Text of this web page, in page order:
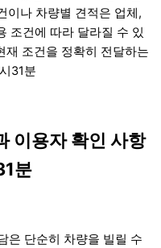
이나 차량별 견적은 업체,
조건에 따라 달라질 수 있
재 조건을 정확히 전달하는
31분
이용자 확인 사항
분
은 단순히 차량을 빌릴 수